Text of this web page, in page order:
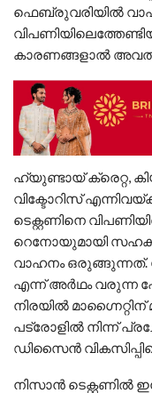
ഫെബ്രുവരിയിൽ
കാരണങ്ങളാൽ
ഹ്യുണ്ടായ് ക്രെറ്റ,
വിക്ടോറിസ്
ടെക്റ്റണിനെ
റെനോയുമായി
വാഹനം ഒരുങ്ങുന്നത്.
എന്ന് അർഥം വരുന്ന
നിരയിൽ
പട്രോളിൽ നിന്ന്
ഡിസൈൻ
നിസാൻ